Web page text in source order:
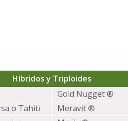
Híbridos y Triploides
Gold Nugget ®
o Tahiti
Meravit ®